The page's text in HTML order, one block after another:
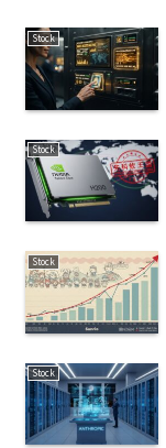
Stock
Stock
Stock
Stock